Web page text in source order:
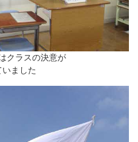
クラスの決意が
ました